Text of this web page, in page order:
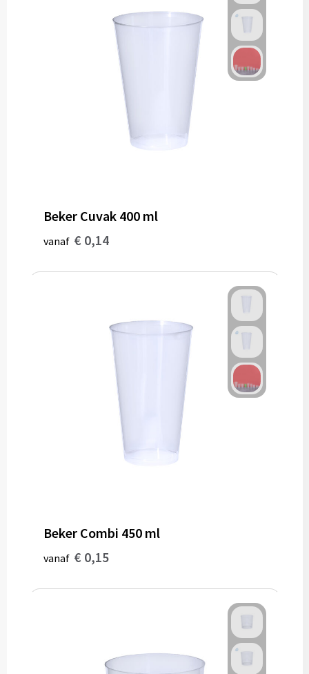
Beker Cuvak 400 ml
vanaf € 0,14
Beker Combi 450 ml
vanaf € 0,15